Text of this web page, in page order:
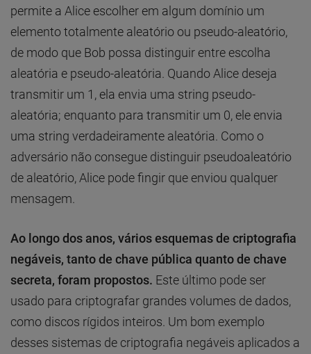
permite a Alice escolher em algum domínio um
elemento totalmente aleatório ou pseudo-aleatório,
de modo que Bob possa distinguir entre escolha
aleatória e pseudo-aleatória. Quando Alice deseja
transmitir um 1, ela envia uma string pseudo-
aleatória; enquanto para transmitir um 0, ele envia
uma string verdadeiramente aleatória. Como o
adversário não consegue distinguir pseudoaleatório
de aleatório, Alice pode fingir que enviou qualquer
mensagem.
Ao longo dos anos, vários esquemas de criptografia
negáveis, tanto de chave pública quanto de chave
secreta, foram propostos. Este último pode ser
usado para criptografar grandes volumes de dados,
como discos rígidos inteiros. Um bom exemplo
desses sistemas de criptografia negáveis ​​aplicados a